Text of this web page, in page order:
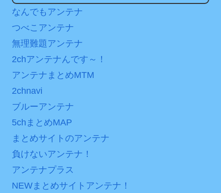
内容の後半」「今日の森保
はチキン」
いの禁断の恋…1日だけ許さ
れた夫婦としての時間をひ
たすら愛し合う。
Powered by livedoor 相
互RSS
海外「日本よ、お前がナ
滝沢秀明の新オーディショ
なんでもアンテナ
つべこアンテナ
無理難題アンテナ
2chアンテナんです～！
アンテナまとめMTM
2chnavi
ブルーアンテナ
5chまとめMAP
まとめサイトのアンテナ
負けないアンテナ！
アンテナプラス
NEWまとめサイトアンテナ！